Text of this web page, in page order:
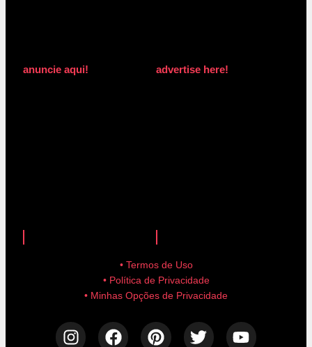
anuncie aqui! advertise here!
• Termos de Uso
• Política de Privacidade
• Minhas Opções de Privacidade